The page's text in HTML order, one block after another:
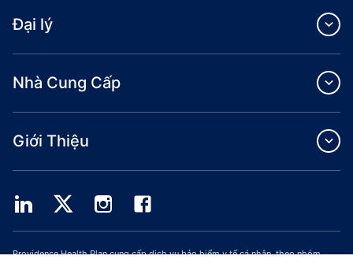
Đại lý
Nhà Cung Cấp
Giới Thiệu
Providence Health Plan cung cấp dịch vụ bảo hiểm y tế cá nhân, theo nhóm